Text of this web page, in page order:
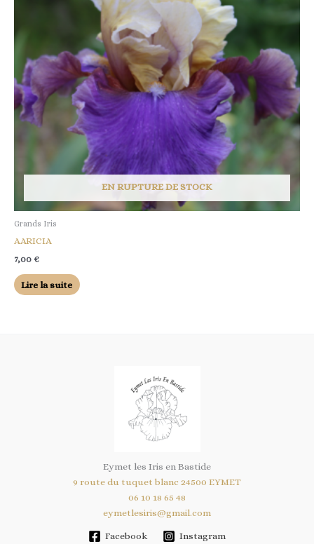
EN RUPTURE DE STOCK
Grands Iris
AARICIA
7,00 €
Lire la suite
Eymet les Iris en Bastide
9 route du tuquet blanc 24500 EYMET
06 10 18 65 48
eymetlesiris@gmail.com
Facebook Instagram